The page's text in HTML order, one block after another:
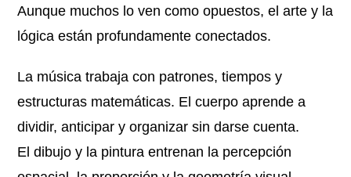
Aunque muchos lo ven como opuestos, el arte y la
lógica están profundamente conectados.
La música trabaja con patrones, tiempos y
estructuras matemáticas. El cuerpo aprende a
dividir, anticipar y organizar sin darse cuenta.
El dibujo y la pintura entrenan la percepción